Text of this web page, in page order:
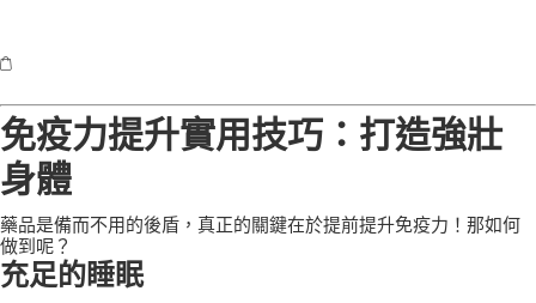
免疫力提升實用技巧：打造強壯
身體
藥品是備而不用的後盾，真正的關鍵在於提前提升免疫力！那如何
做到呢？
充足的睡眠